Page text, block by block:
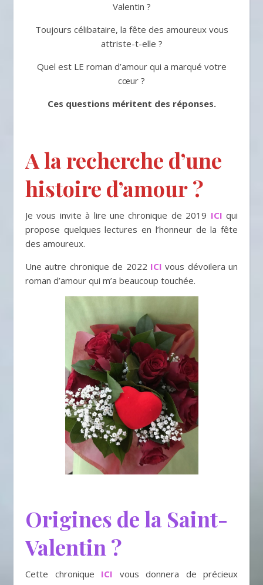
Valentin ?
Toujours célibataire, la fête des amoureux vous
attriste-t-elle ?
Quel est LE roman d’amour qui a marqué votre
cœur ?
Ces questions méritent des réponses.
A la recherche d’une
histoire d’amour ?
Je vous invite à lire une chronique de 2019 ICI qui
propose quelques lectures en l’honneur de la fête
des amoureux.
Une autre chronique de 2022 ICI vous dévoilera un
roman d’amour qui m’a beaucoup touchée.
Origines de la Saint-
Valentin ?
Cette chronique ICI vous donnera de précieux